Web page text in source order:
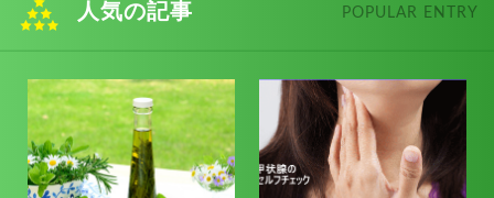
人気の記事 POPULAR ENTRY